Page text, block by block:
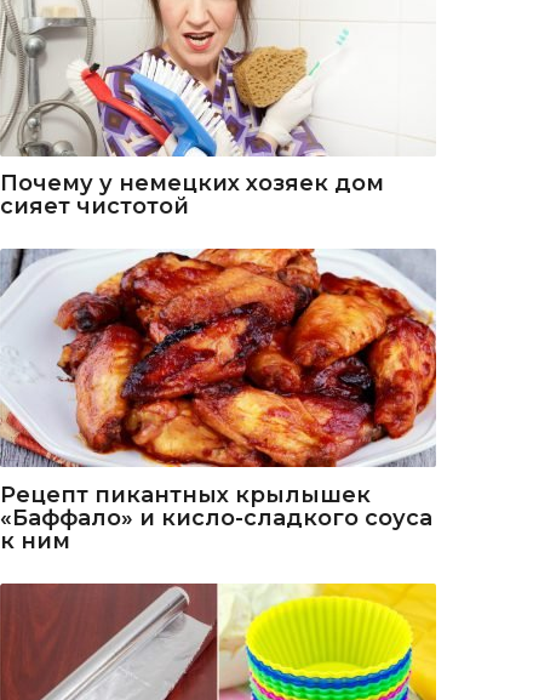
Почему у немецких хозяек дом
сияет чистотой
Рецепт пикантных крылышек
«Баффало» и кисло-сладкого соуса
к ним